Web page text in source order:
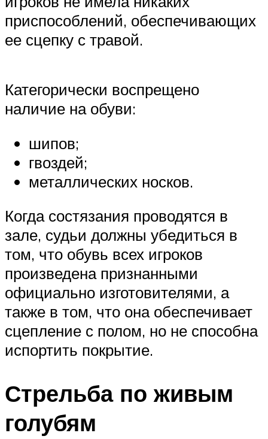
приспособлений, обеспечивающих
ее сцепку с травой.
Категорически воспрещено
наличие на обуви:
шипов;
гвоздей;
металлических носков.
Когда состязания проводятся в
зале, судьи должны убедиться в
том, что обувь всех игроков
произведена признанными
официально изготовителями, а
также в том, что она обеспечивает
сцепление с полом, но не способна
испортить покрытие.
Стрельба по живым
голубям